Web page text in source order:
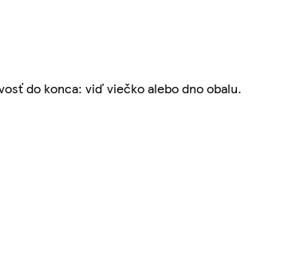
do konca: viď viečko alebo dno obalu.